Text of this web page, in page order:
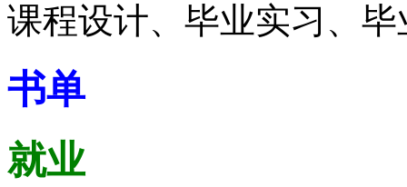
课程设计、毕业实习、
书单
就业